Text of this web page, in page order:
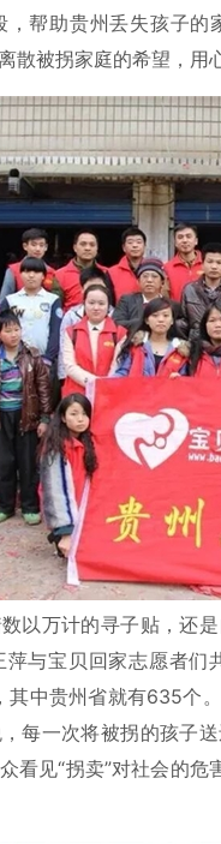
，帮助贵州丢失孩子
散被拐家庭的希望，用
以万计的寻子贴，还
萍与宝贝回家志愿者
中贵州省就有635个
每一次将被拐的孩子
看见“拐卖”对社会的